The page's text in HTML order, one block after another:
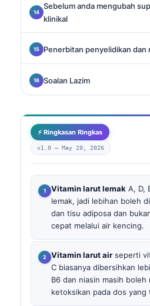
Sebelum anda mengubah
klinikal
Penerbitan penyelidikan dan
Soalan Lazim
⚡ Ringkasan Ringkas
v1.0 — May 20, 2026
Vitamin larut lemak A, D,
lemak, jadi lebihan boleh
dan tisu adiposa dan
cepat melalui air kencing.
Vitamin larut air seperti
C biasanya dibersihkan
B6 dan niasin masih boleh
ketoksikan pada dos yang